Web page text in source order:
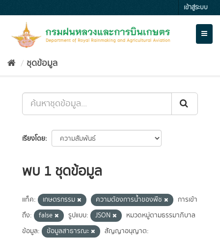
to
เข้าสู่ระบบ
ชุดข้อมูล
เรียงโดย
พบ 1 ชุดข้อมูล
แท็ค: เกษตรกรรม ความต้องการน้ำของพืช
การเข้า
ถึง:
false รูปแบบ: JSON
หมวดหมู่ตามธรรมาภิบาล
ข้อมูล:
ข้อมูลสาธารณะ
สัญญาอนุญาต: